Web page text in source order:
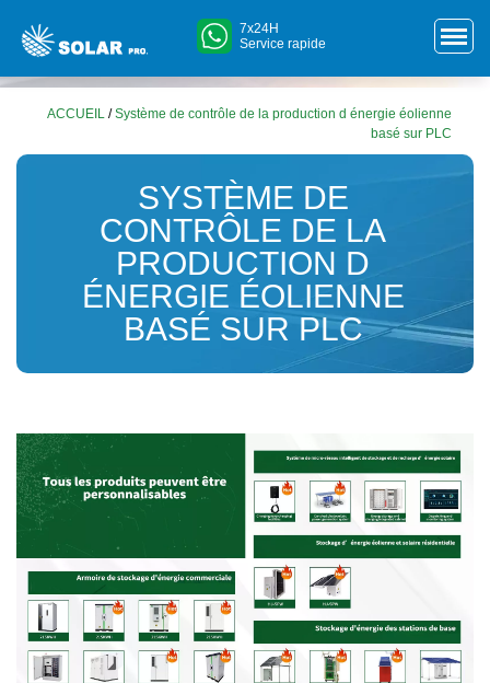
7x24H
Service rapide
ACCUEIL /Système de contrôle de la production d énergie éolienne
basé sur PLC
SYSTÈME DE
CONTRÔLE DE LA
PRODUCTION D
ÉNERGIE ÉOLIENNE
BASÉ SUR PLC